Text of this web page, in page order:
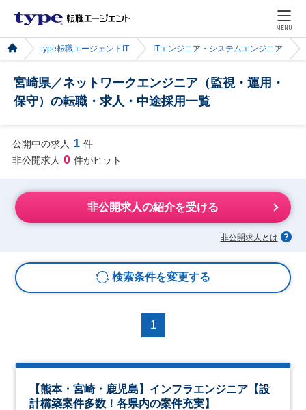
MENU
type転職エージェントIT ITエンジニア・システムエンジニア
宮崎県／ネットワークエンジニア（監視・運用・
保守）の転職・求人・中途採用一覧
公開中の求人 1 件
非公開求人 0 件がヒット
非公開求人の紹介を受ける
非公開求人とは
検索条件を変更する
1
【熊本・宮崎・鹿児島】インフラエンジニア【設
計構築案件多数！各県内の案件充実】